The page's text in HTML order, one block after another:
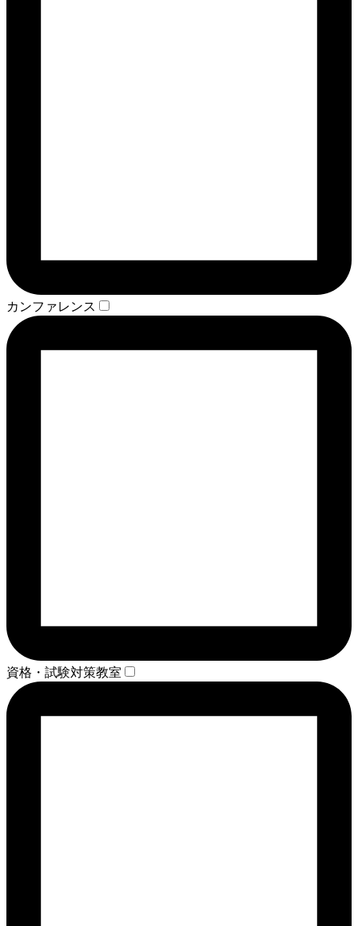
カンファレンス
資格・試験対策教室